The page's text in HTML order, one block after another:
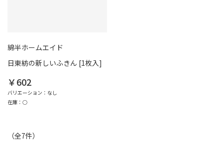
綿半ホームエイド
日東紡の新しいふきん [1枚入]
￥602
バリエーション：なし
在庫：○
（全7件）